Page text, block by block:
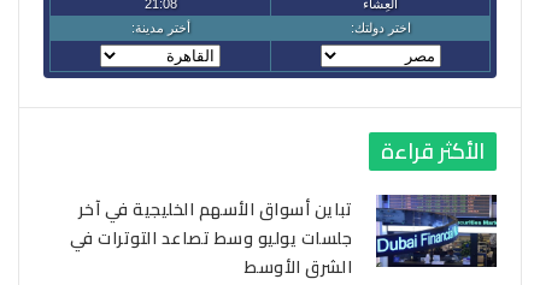
الأكثر قراءة
تباين أسواق الأسهم الخليجية في آخر
جلسات يوليو وسط تصاعد التوترات في
الشرق الأوسط